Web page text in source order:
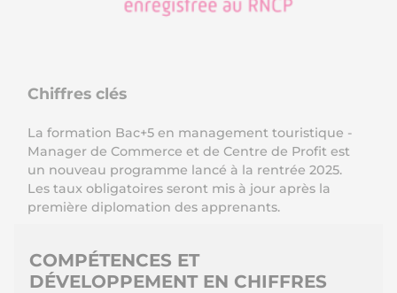
Chiffres clés
La formation Bac+5 en management touristique -
Manager de Commerce et de Centre de Profit est
un nouveau programme lancé à la rentrée 2025.
Les taux obligatoires seront mis à jour après la
première diplomation des apprenants.
COMPÉTENCES ET
DÉVELOPPEMENT EN CHIFFRES